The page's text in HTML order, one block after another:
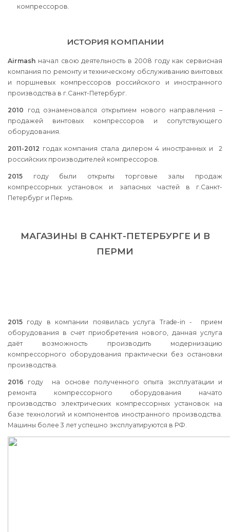
компрессоров.
ИСТОРИЯ КОМПАНИИ
Airmash начал свою деятельность в 2008 году как сервисная
компания по ремонту и техническому обслуживанию винтовых
и поршневых компрессоров российского и иностранного
производства в г.Санкт-Петербург.
2010 год ознаменовался открытием нового направления –
продажей винтовых компрессоров и сопутствующего
оборудования.
2011-2012 годах компания стала дилером 4 иностранных и 2
российских производителей компрессоров.
2015 году были открыты торговые залы продаж
компрессорных установок и запасных частей в г.Санкт-
Петербург и Пермь.
МАГАЗИНЫ В САНКТ-ПЕТЕРБУРГЕ И В
ПЕРМИ
2015 году в компании появилась услуга Trade-in - прием
оборудования в счет приобретения нового, данная услуга
даёт возможность производить модернизацию
компрессорного оборудования практически без остановки
производства.
2016 году на основе полученного опыта эксплуатации и
ремонта компрессорного оборудования начато
производство электрических компрессорных установок на
базе технологий и компонентов иностранного производства.
Машины более 3 лет успешно эксплуатируются в РФ.